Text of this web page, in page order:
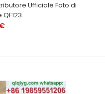
Ufficiale Foto di